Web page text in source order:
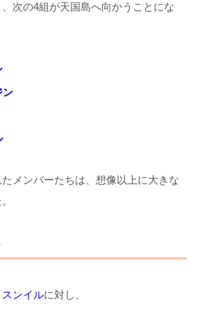
次の4組が天国島へ向かうことにな
ン
メンバーたちは、想像以上に大きな
スンイルに対し、